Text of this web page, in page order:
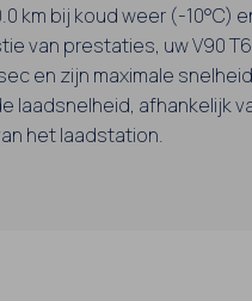
km bij koud weer (-10°C)
van prestaties, uw V90
en zijn maximale
laadsnelheid, afhankelijk
het laadstation.